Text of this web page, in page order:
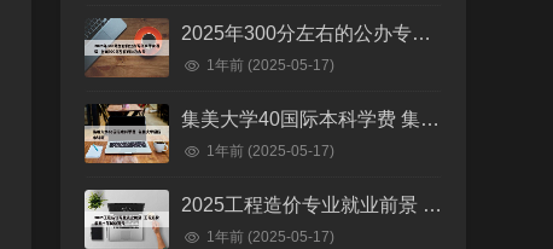
2025年300分左右的公办专科大学有哪些 全国300分左右的公办大专
1年前 (2025-05-17)
集美大学40国际本科学费 集美大学国际本科班
1年前 (2025-05-17)
2025工程造价专业就业前景 工程造价未来十年就业前景
1年前 (2025-05-17)